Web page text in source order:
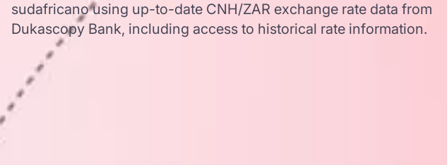
sudafricano using up-to-date CNH/ZAR exchange rate data from
Dukascopy Bank, including access to historical rate information.